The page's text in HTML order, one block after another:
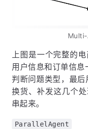
Multi-
上图是一个完整的
用户信息和订单信
判断问题类型，最后
换货、补发这几个
串起来。
ParallelAgent